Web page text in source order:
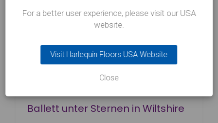
Ballett unter Sternen in Wiltshire
For a better user experience, please visit our USA
website.
Visit Harlequin Floors USA Website
Close